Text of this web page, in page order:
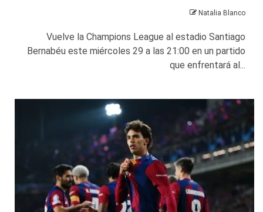
Natalia Blanco
Vuelve la Champions League al estadio Santiago
Bernabéu este miércoles 29 a las 21:00 en un partido
que enfrentará al...